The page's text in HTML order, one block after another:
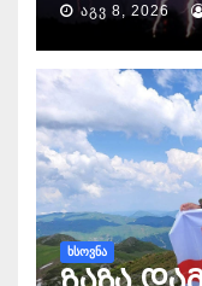
ᲐᲒᲕ 8, 2026
ᲮᲡᲝᲕᲜᲐ